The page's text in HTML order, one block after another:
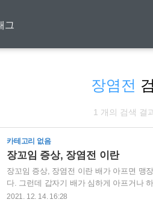
그
장염전
1 개의 검색 결
카테고리 없음
장꼬임 증상, 장염전 이란
장꼬임 증상, 장염전 이란 배가 아프면 맹
다. 그런데 갑자기 배가 심하게 아프거나
인으로 발생하는 것인지 어떤 증상 나타나
2021. 12. 14. 16:28